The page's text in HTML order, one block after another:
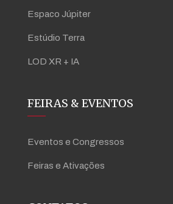
Espaco Júpiter
Estúdio Terra
LOD XR + IA
FEIRAS & EVENTOS
Eventos e Congressos
Feiras e Ativações